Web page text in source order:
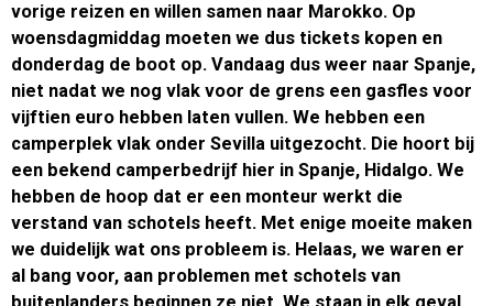
vorige reizen en willen samen naar Marokko. Op
woensdagmiddag moeten we dus tickets kopen en
donderdag de boot op. Vandaag dus weer naar Spanje,
niet nadat we nog vlak voor de grens een gasfles voor
vijftien euro hebben laten vullen. We hebben een
camperplek vlak onder Sevilla uitgezocht. Die hoort bij
een bekend camperbedrijf hier in Spanje, Hidalgo. We
hebben de hoop dat er een monteur werkt die
verstand van schotels heeft. Met enige moeite maken
we duidelijk wat ons probleem is. Helaas, we waren er
al bang voor, aan problemen met schotels van